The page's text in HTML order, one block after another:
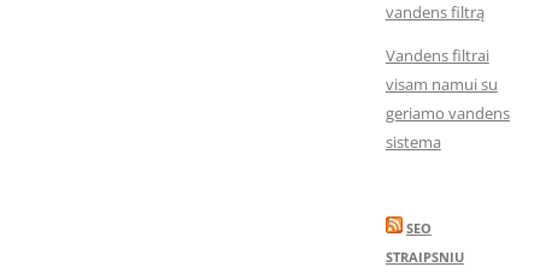
vandens filtrą
Vandens filtrai
visam namui su
geriamo vandens
sistema
SEO
STRAIPSNIU